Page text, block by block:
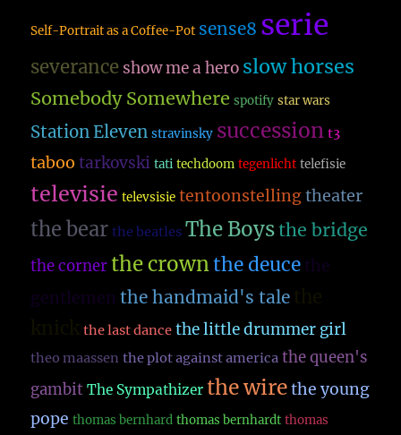
Self-Portrait as a Coffee-Pot sense8 serie
severance show me a hero slow horses
Somebody Somewhere spotify star wars
Station Eleven stravinsky succession t3
taboo tarkovski tati techdoom tegenlicht telefisie
televisie televsisie tentoonstelling theater
the bear the beatles The Boysthe bridge
the corner the crownthe deuce the
gentlemen the handmaid's tale
the last dance the little drummer girl
theo maassen the plot against america the queen's
gambit The Sympathizer the wire the young
pope thomas bernhard thomas bernhardt thomas